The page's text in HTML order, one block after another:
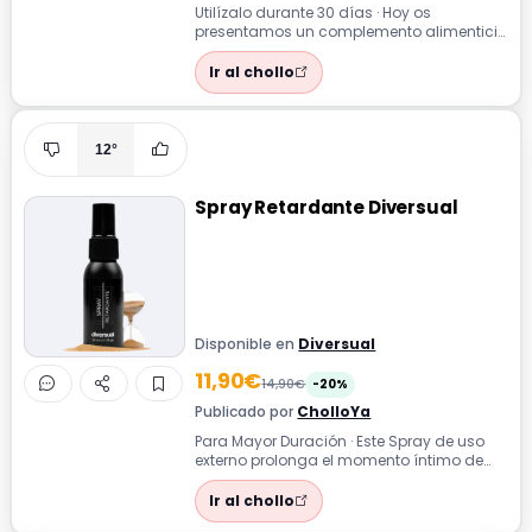
Utilízalo durante 30 días · Hoy os
presentamos un complemento alimenticio
para gatos que trata la insuficiencia
renal...
Ir al chollo
12°
Spray Retardante Diversual
Disponible en Diversual
11,90€14,90€ -20%
Publicado por CholloYa
Para Mayor Duración · Este Spray de uso
externo prolonga el momento íntimo de
forma discreta y es compatible con pres...
Ir al chollo